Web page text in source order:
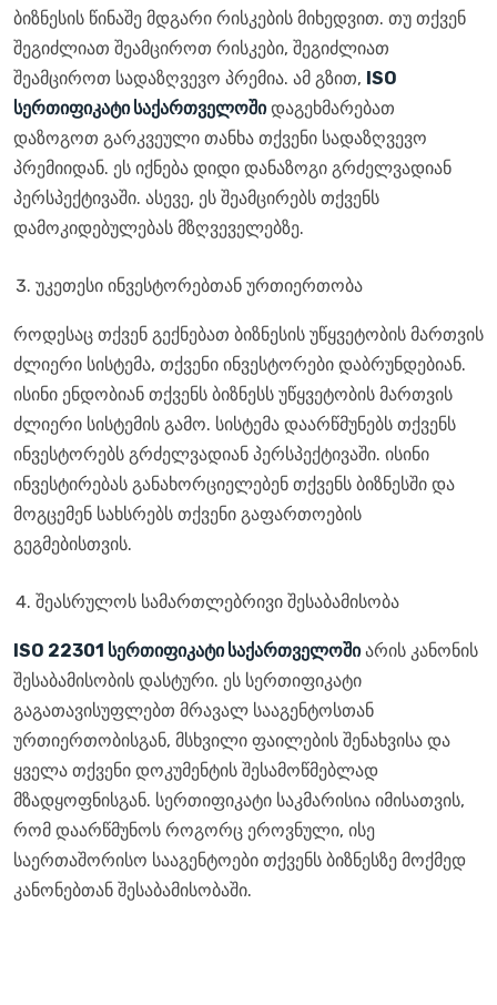
ბიზნესის წინაშე მდგარი რისკების მიხედვით. თუ თქვენ
შეგიძლიათ შეამციროთ რისკები, შეგიძლიათ
შეამციროთ სადაზღვევო პრემია. ამ გზით, ISO
სერთიფიკატი საქართველოშიდაგეხმარებათ
დაზოგოთ გარკვეული თანხა თქვენი სადაზღვევო
პრემიიდან. ეს იქნება დიდი დანაზოგი გრძელვადიან
პერსპექტივაში. ასევე, ეს შეამცირებს თქვენს
დამოკიდებულებას მზღვეველებზე.
უკეთესი ინვესტორებთან ურთიერთობა
როდესაც თქვენ გექნებათ ბიზნესის უწყვეტობის მართვის
ძლიერი სისტემა, თქვენი ინვესტორები დაბრუნდებიან.
ისინი ენდობიან თქვენს ბიზნესს უწყვეტობის მართვის
ძლიერი სისტემის გამო. სისტემა დაარწმუნებს თქვენს
ინვესტორებს გრძელვადიან პერსპექტივაში. ისინი
ინვესტირებას განახორციელებენ თქვენს ბიზნესში და
მოგცემენ სახსრებს თქვენი გაფართოების
გეგმებისთვის.
შეასრულოს სამართლებრივი შესაბამისობა
ISO 22301 სერთიფიკატი საქართველოშიარის კანონის
შესაბამისობის დასტური. ეს სერთიფიკატი
გაგათავისუფლებთ მრავალ სააგენტოსთან
ურთიერთობისგან, მსხვილი ფაილების შენახვისა და
ყველა თქვენი დოკუმენტის შესამოწმებლად
მზადყოფნისგან. სერთიფიკატი საკმარისია იმისათვის,
რომ დაარწმუნოს როგორც ეროვნული, ისე
საერთაშორისო სააგენტოები თქვენს ბიზნესზე მოქმედ
კანონებთან შესაბამისობაში.